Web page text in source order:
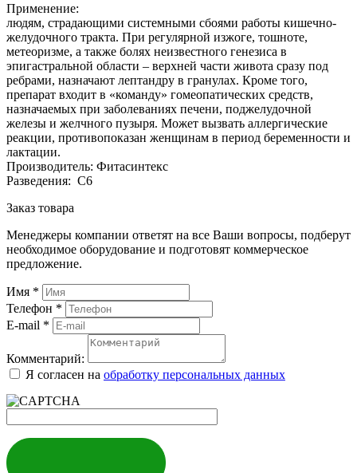
Применение:
людям, страдающими системными сбоями работы кишечно-
желудочного тракта. При регулярной изжоге, тошноте,
метеоризме, а также болях неизвестного генезиса в
эпигастральной области – верхней части живота сразу под
ребрами, назначают лептандру в гранулах. Кроме того,
препарат входит в «команду» гомеопатических средств,
назначаемых при заболеваниях печени, поджелудочной
железы и желчного пузыря. Может вызвать аллергические
реакции, противопоказан женщинам в период беременности и
лактации.
Производитель: Фитасинтекс
Разведения: С6
Заказ товара
Менеджеры компании ответят на все Ваши вопросы, подберут
необходимое оборудование и подготовят коммерческое
предложение.
Имя *
Телефон *
E-mail *
Комментарий:
Я согласен на обработку персональных данных